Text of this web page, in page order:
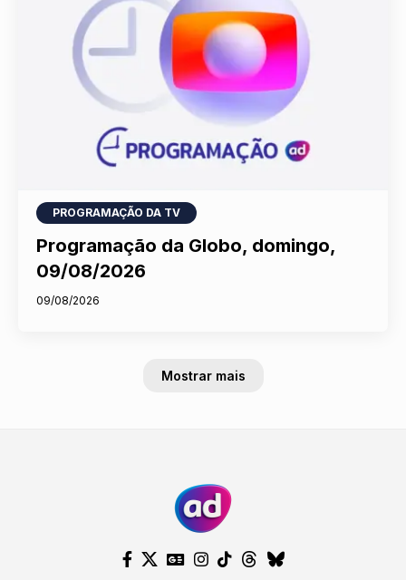
Nosso site usa cookies e outras
PROGRAMAÇÃO DA TV
Programação da Globo, domingo,
09/08/2026
09/08/2026
Mostrar mais